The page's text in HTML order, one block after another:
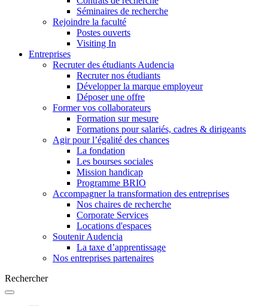
Séminaires de recherche
Rejoindre la faculté
Postes ouverts
Visiting In
Entreprises
Recruter des étudiants Audencia
Recruter nos étudiants
Développer la marque employeur
Déposer une offre
Former vos collaborateurs
Formation sur mesure
Formations pour salariés, cadres & dirigeants
Agir pour l’égalité des chances
La fondation
Les bourses sociales
Mission handicap
Programme BRIO
Accompagner la transformation des entreprises
Nos chaires de recherche
Corporate Services
Locations d'espaces
Soutenir Audencia
La taxe d’apprentissage
Nos entreprises partenaires
Rechercher